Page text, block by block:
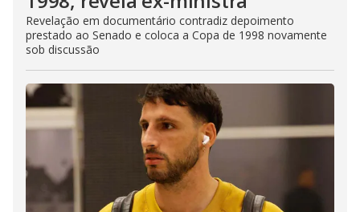
Revelação em documentário contradiz depoimento
prestado ao Senado e coloca a Copa de 1998 novamente
sob discussão